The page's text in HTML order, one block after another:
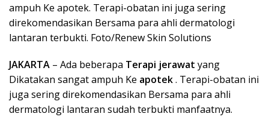
ampuh Ke apotek. Terapi-obatan ini juga sering
direkomendasikan Bersama para ahli dermatologi
lantaran terbukti. Foto/Renew Skin Solutions
JAKARTA – Ada beberapa Terapi jerawat yang
Dikatakan sangat ampuh Ke apotek. Terapi-obatan ini
juga sering direkomendasikan Bersama para ahli
dermatologi lantaran sudah terbukti manfaatnya.